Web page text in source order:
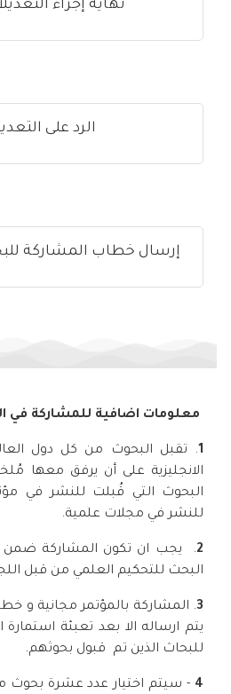
نهاية إجراء
الرد على
إرسال خطاب المشاركة
معلومات اضافية للمشاركة في
1. تقبل البحوث من كل دول
الانجليزية على أن يرفق معها
البحوث التي قُبلت للنشر في
للنشر في مجلات علمية.
2. يجب ان تكون المشاركة ضمن
البحث للتحكيم العلمي من قبل
3. المشاركة بالمؤتمر مجانية و
يتم ارساله الا بعد تعبئة
للبحاث الذين تم قبول بحوثهم.
4 - سيتم اختيار عدد عشرة بحوث